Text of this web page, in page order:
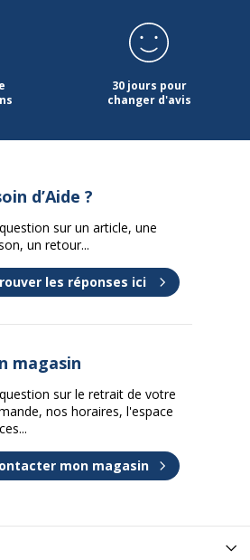
30 jours pour
changer d'avis
d’Aide ?
sur un article, une
un retour...
les réponses ici
magasin
sur le retrait de votre
nos horaires, l'espace
mon magasin